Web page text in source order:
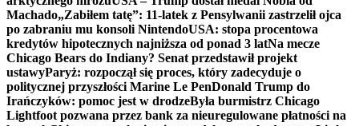
Machado„Zabiłem tatę”: 11-latek z Pensylwanii zastrzelił ojca
po zabraniu mu konsoli NintendoUSA: stopa procentowa
kredytów hipotecznych najniższa od ponad 3 latNa mecze
Chicago Bears do Indiany? Senat przedstawił projekt
ustawyParyż: rozpoczął się proces, który zadecyduje o
politycznej przyszłości Marine Le PenDonald Trump do
Irańczyków: pomoc jest w drodzeByła burmistrz Chicago
Lightfoot pozwana przez bank za nieuregulowane płatności na